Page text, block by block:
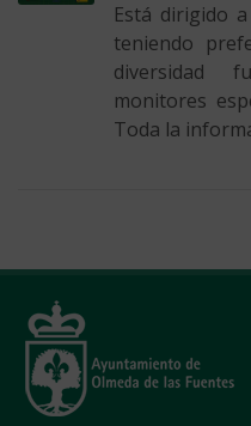
Está dirigido
teniendo
diversidad
monitores
Toda la